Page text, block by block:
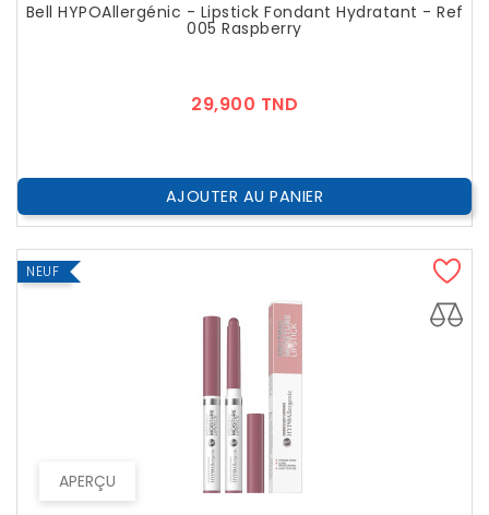
Bell HYPOAllergénic - Lipstick Fondant Hydratant - Ref
005 Raspberry
29,900 TND
AJOUTER AU PANIER
APERÇU
NEUF